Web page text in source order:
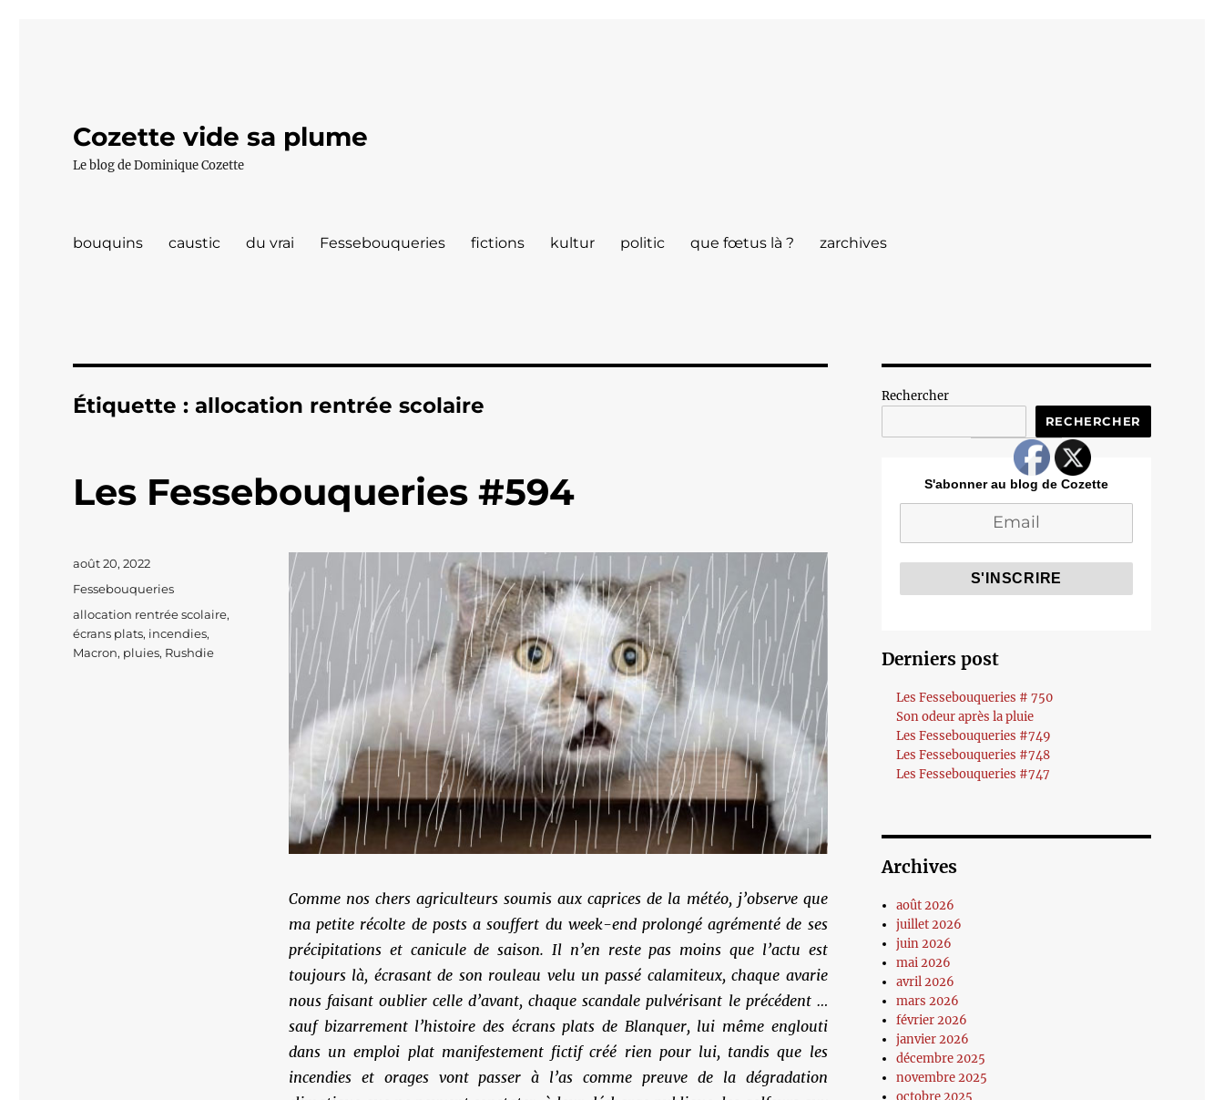
Cozette vide sa plume
Le blog de Dominique Cozette
bouquins caustic du vrai Fessebouqueries fictions kultur politic que fœtus là ? zarchives
Étiquette :allocation rentrée scolaire
Les Fessebouqueries #594
Comme nos chers agriculteurs soumis aux caprices de la météo, j’observe que
ma petite récolte de posts a souffert du week-end prolongé agrémenté de ses
précipitations et canicule de saison. Il n’en reste pas moins que l’actu est
toujours là, écrasant de son rouleau velu un passé calamiteux, chaque avarie
nous faisant oublier celle d’avant, chaque scandale pulvérisant le précédent …
sauf bizarrement l’histoire des écrans plats de Blanquer, lui même englouti
dans un emploi plat manifestement fictif créé rien pour lui, tandis que les
incendies et orages vont passer à l’as comme preuve de la dégradation
Publié
août 20, 2022
Catégories
Fessebouqueries
Étiquettes
allocation rentrée scolaire,
écrans plats, incendies,
Macron, pluies, Rushdie
Rechercher
RECHERCHER
S'abonner au blog de Cozette
Derniers post
Les Fessebouqueries # 750
Son odeur après la pluie
Les Fessebouqueries #749
Les Fessebouqueries #748
Les Fessebouqueries #747
Archives
août 2026
juillet 2026
juin 2026
mai 2026
avril 2026
mars 2026
février 2026
janvier 2026
décembre 2025
novembre 2025
octobre 2025